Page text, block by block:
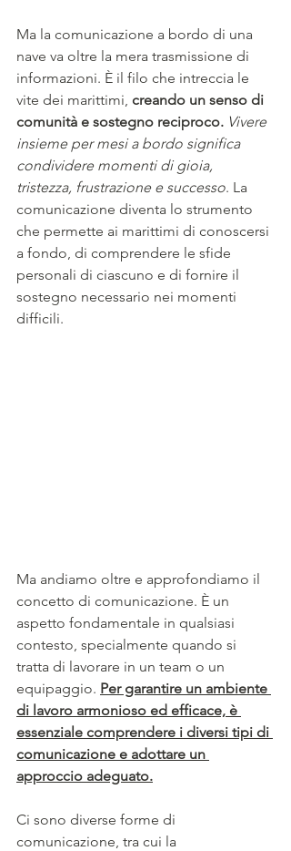
Ma la comunicazione a bordo di una
nave va oltre la mera trasmissione di
informazioni. È il filo che intreccia le
vite dei marittimi, creando un senso di
comunità e sostegno reciproco. Vivere
insieme per mesi a bordo significa
condividere momenti di gioia,
tristezza, frustrazione e successo. La
comunicazione diventa lo strumento
che permette ai marittimi di conoscersi
a fondo, di comprendere le sfide
personali di ciascuno e di fornire il
sostegno necessario nei momenti
difficili.
Ma andiamo oltre e approfondiamo il
concetto di comunicazione. È un
aspetto fondamentale in qualsiasi
contesto, specialmente quando si
tratta di lavorare in un team o un
equipaggio. Per garantire un ambiente
di lavoro armonioso ed efficace, è
essenziale comprendere i diversi tipi di
comunicazione e adottare un
approccio adeguato.
Ci sono diverse forme di
comunicazione, tra cui la